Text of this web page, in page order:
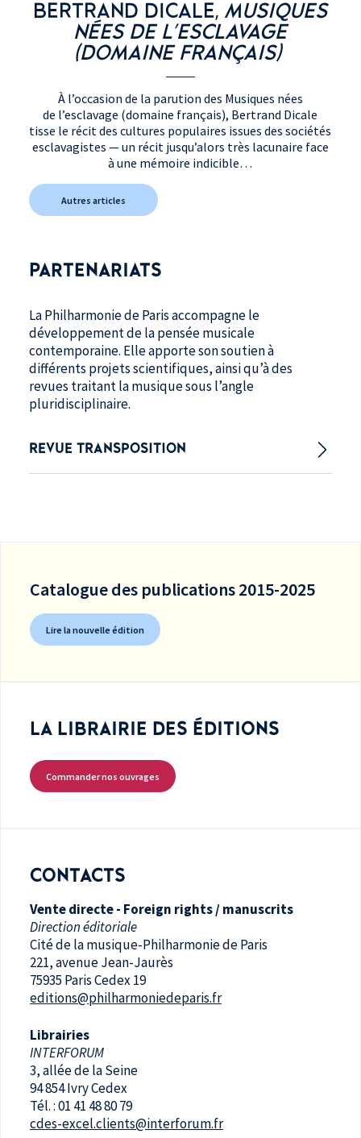
BERTRAND DICALE, MUSIQUES
NÉES DE L'ESCLAVAGE
(DOMAINE FRANÇAIS)
À l’occasion de la parution des Musiques nées
de l’esclavage (domaine français), Bertrand Dicale
tisse le récit des cultures populaires issues des sociétés
esclavagistes — un récit jusqu’alors très lacunaire face
à une mémoire indicible…
Autres articles
PARTENARIATS
La Philharmonie de Paris accompagne le
développement de la pensée musicale
contemporaine. Elle apporte son soutien à
différents projets scientifiques, ainsi qu’à des
revues traitant la musique sous l’angle
pluridisciplinaire.
REVUE TRANSPOSITION
Catalogue des publications 2015-2025
Lire la nouvelle édition
LA LIBRAIRIE DES ÉDITIONS
Commander nos ouvrages
CONTACTS
Vente directe - Foreign rights / manuscrits
Direction éditoriale
Cité de la musique-Philharmonie de Paris
221, avenue Jean-Jaurès
75935 Paris Cedex 19
editions@philharmoniedeparis.fr
Librairies
INTERFORUM
3, allée de la Seine
94 854 Ivry Cedex
Tél. : 01 41 48 80 79
cdes-excel.clients@interforum.fr